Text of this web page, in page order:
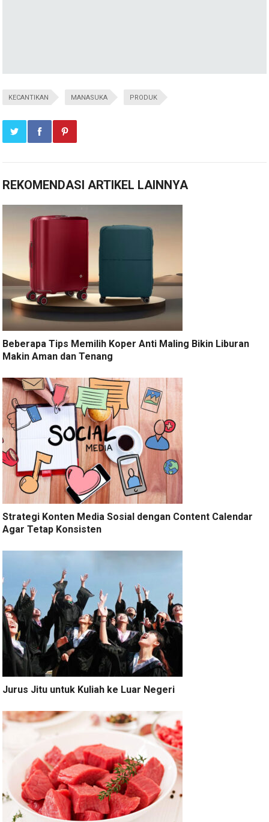
KECANTIKAN MANASUKA PRODUK
REKOMENDASI ARTIKEL LAINNYA
Beberapa Tips Memilih Koper Anti Maling Bikin Liburan
Makin Aman dan Tenang
Strategi Konten Media Sosial dengan Content Calendar
Agar Tetap Konsisten
Jurus Jitu untuk Kuliah ke Luar Negeri